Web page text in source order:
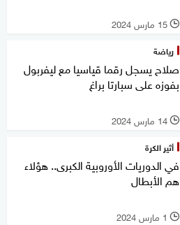
l 15 مارس 2024
رياضة
صلاح يسجل رقما قياسيا مع ليفربول
بفوزه على سبارتا براغ
l 14 مارس 2024
أثير الكرة
في الدوريات الأوروبية الكبرى.. هؤلاء
هم الأبطال
l 1 مارس 2024